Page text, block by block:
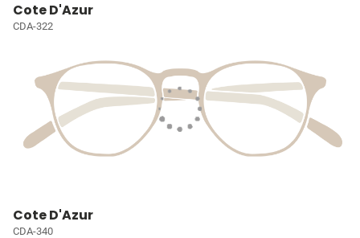
Cote D'Azur
CDA-322
Cote D'Azur
CDA-340